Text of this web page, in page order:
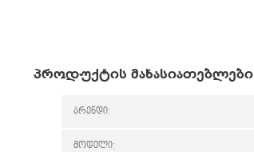
პროდუქტის მახასიათებლები
ბრენდი:
მოდელი: